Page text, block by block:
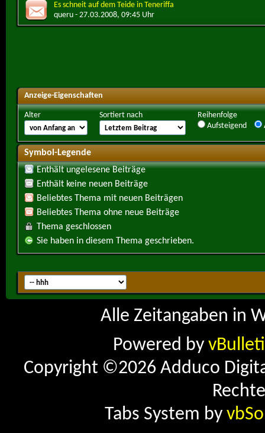
Es schneit auf dem Teide in Teneriffa
queru - 27.03.2008, 09:45 Uhr
Anzeige-Eigenschaften
Alter Sortiert nach
Reihenfolge
Aufsteigend
Symbol-Legende
Enthält ungelesene Beiträge
Enthält keine neuen Beiträge
Beliebtes Thema mit neuen Beiträgen
Beliebtes Thema ohne neue Beiträge
Thema geschlossen
Sie haben in diesem Thema geschrieben.
Alle Zeitangaben in
Powered by
Copyright ©2026 Adduco
Tabs System by